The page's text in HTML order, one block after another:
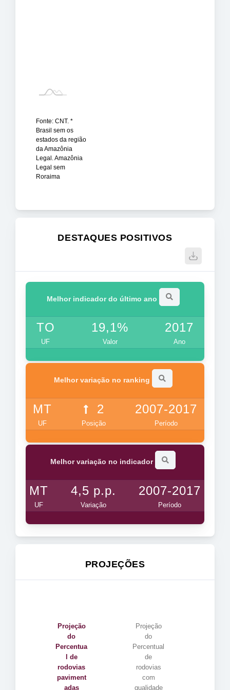
Fonte: CNT. *
Brasil sem os
estados da região
da Amazônia
Legal. Amazônia
Legal sem
Roraima
DESTAQUES POSITIVOS
Melhor indicador do último ano
TO
UF
19,1%
Valor
2017
Ano
Melhor variação no ranking
MT
UF
2
Posição
2007-2017
Período
Melhor variação no indicador
MT
UF
4,5 p.p.
Variação
2007-2017
Período
PROJEÇÕES
Projeção
do
Percentua
l de
rodovias
paviment
adas
Projeção
do
Percentual
de
rodovias
com
qualidade